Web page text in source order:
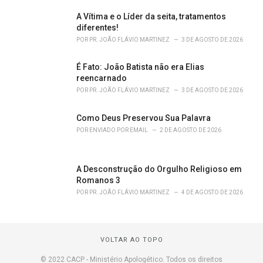
A Vítima e o Líder da seita, tratamentos
diferentes!
POR PR. JOÃO FLÁVIO MARTINEZ 3 DE AGOSTO DE 2026
É Fato: João Batista não era Elias
reencarnado
POR PR. JOÃO FLÁVIO MARTINEZ 3 DE AGOSTO DE 2026
Como Deus Preservou Sua Palavra
POR ENVIADO POR EMAIL 2 DE AGOSTO DE 2026
A Desconstrução do Orgulho Religioso em
Romanos 3
POR PR. JOÃO FLÁVIO MARTINEZ 4 DE AGOSTO DE 2026
VOLTAR AO TOPO
© 2022 CACP - Ministério Apologético. Todos os direitos